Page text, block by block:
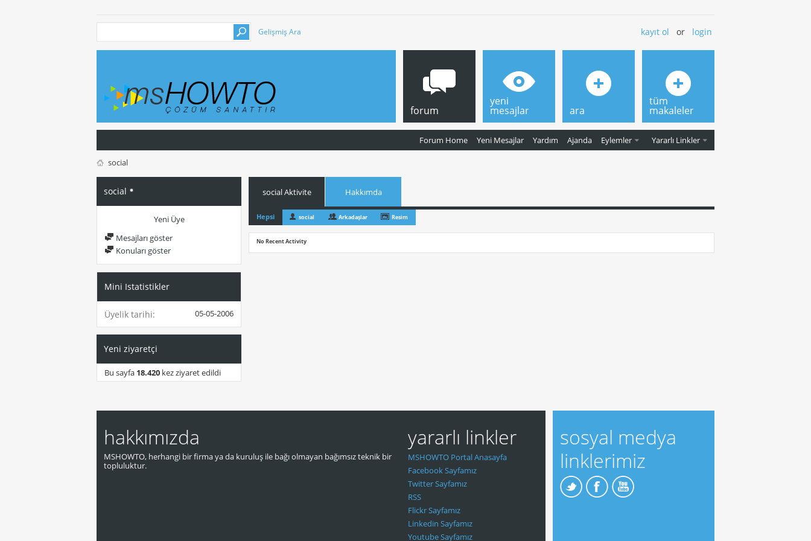
Gelişmiş Ara kayıt ol or login
forum
Forum Home Yeni Mesajlar Yardım Ajanda Eylemler Yararlı Linkler
yeni
mesajlar ara
tüm
makaleler
social
social
Yeni Üye
Mesajları göster
Konuları göster
Mini Istatistikler
Üyelik tarihi 05-05-2006
Yeni ziyaretçi
Bu sayfa 18.420 kez ziyaret edildi
social Aktivite Hakkımda
Hepsi social Arkadaşlar Resim
No Recent Activity
hakkımızda
MSHOWTO, herhangi bir firma ya da kuruluş ile bağı olmayan bağımsız teknik bir
topluluktur.
yararlı linkler
MSHOWTO Portal Anasayfa
Facebook Sayfamız
Twitter Sayfamız
RSS
Flickr Sayfamız
Linkedin Sayfamız
Youtube Sayfamız
sosyal medya
linklerimiz